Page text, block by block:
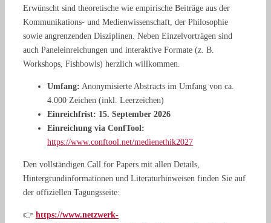
Erwünscht sind theoretische wie empirische Beiträge aus der
Kommunikations- und Medienwissenschaft, der Philosophie
sowie angrenzenden Disziplinen . Neben Einzelvorträgen sind
auch Paneleinreichungen und interaktive Formate (z. B.
Workshops, Fishbowls) herzlich willkommen
Umfang: Anonymisierte Abstracts im Umfang von ca.
4.000 Zeichen (inkl. Leerzeichen)
Einreichfrist: 15. September 2026
Einreichung via ConfTool:
https://www.conftool.net/medienethik2027
Den vollständigen Call for Papers mit allen Details,
Hintergrundinformationen und Literaturhinweisen finden Sie auf
der offiziellen Tagungsseite:
👉 https://www.netzwerk-